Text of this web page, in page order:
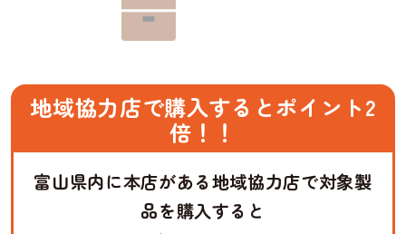
地域協力店で購入するとポイント2
倍！！
富山県内に本店がある地域協力店で対象製
品を購入すると